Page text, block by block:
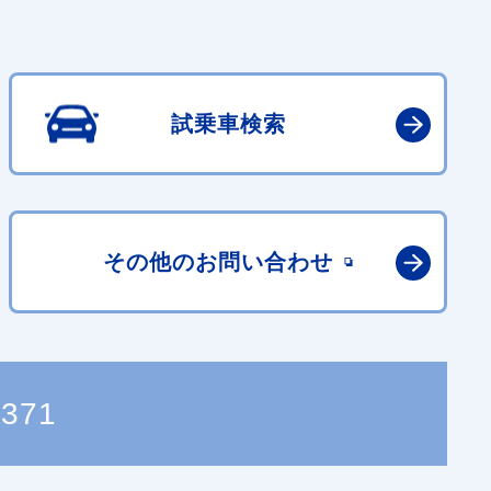
試乗車検索
その他のお問い合わせ